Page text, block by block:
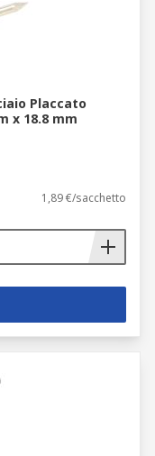
Placcato
x 18.8 mm
1,89 €/sacchetto